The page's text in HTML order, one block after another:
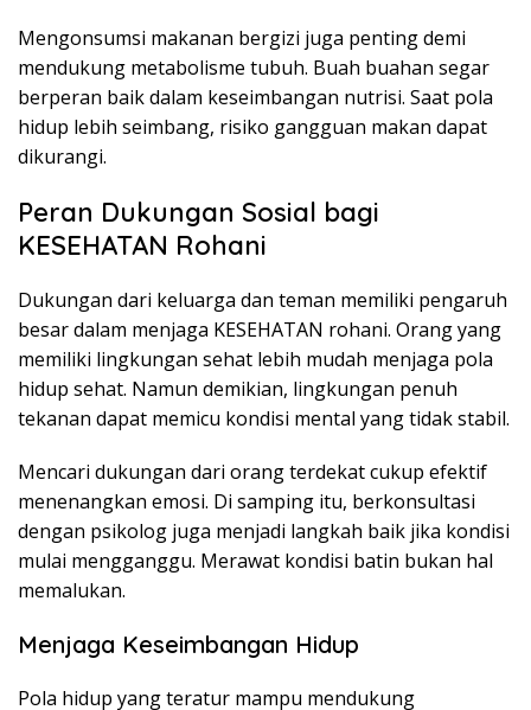
Mengonsumsi makanan bergizi juga penting demi
mendukung metabolisme tubuh. Buah buahan segar
berperan baik dalam keseimbangan nutrisi. Saat pola
hidup lebih seimbang, risiko gangguan makan dapat
dikurangi.
Peran Dukungan Sosial bagi
KESEHATAN Rohani
Dukungan dari keluarga dan teman memiliki pengaruh
besar dalam menjaga KESEHATAN rohani. Orang yang
memiliki lingkungan sehat lebih mudah menjaga pola
hidup sehat. Namun demikian, lingkungan penuh
tekanan dapat memicu kondisi mental yang tidak stabil.
Mencari dukungan dari orang terdekat cukup efektif
menenangkan emosi. Di samping itu, berkonsultasi
dengan psikolog juga menjadi langkah baik jika kondisi
mulai mengganggu. Merawat kondisi batin bukan hal
memalukan.
Menjaga Keseimbangan Hidup
Pola hidup yang teratur mampu mendukung